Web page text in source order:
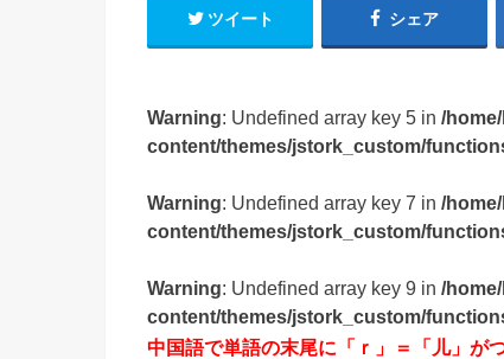
ツイート シェア
Warning: Undefined array key 5 in /
content/themes/jstork_custom/
Warning: Undefined array key 7 in /
content/themes/jstork_custom/
Warning: Undefined array key 9 in /
content/themes/jstork_custom/
中国語で単語の末尾に「ｒ」＝「儿」が